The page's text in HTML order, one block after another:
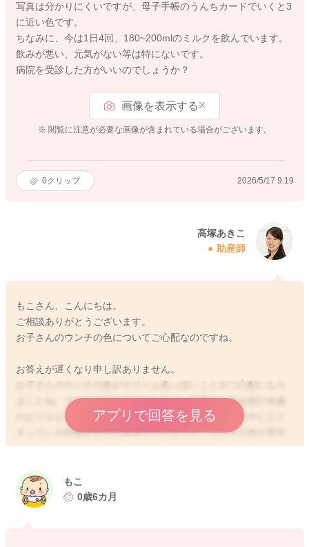
写真は分かりにくいですが、母子手帳のうんちカードでいくと3
に近い色です。
ちなみに、今は1日4回、180~200mlのミルクを飲んでいます。
飲みが悪い、元気がない等は特にないです。
病院を受診した方がいいのでしょうか？
画像を表示する※
※ 閲覧に注意が必要な画像が含まれている場合がございます。
0クリップ 2026/5/17 9:19
高塚あきこ
助産師
もこさん、こんにちは。
ご相談ありがとうございます。
お子さんのウンチの色についてご心配なのですね。
お答えが遅くなり申し訳ありません。
お子さんのウンチの色がクリーム色っぽいことがご心配になり
ましたね。ウンチの色を決めるもとは、肝臓から出る胆汁色素
のビリルビンという物質なのですが、ウンチがお腹の中にとど
まっている時間やガスの有無などによって、ウンチの色が変化
することはよくありますよ。
にお見受けしますし、基本的には、お子さんのご様子が元気で
あれば、しばらくご様子を見ていただいていいように思います
アプリで回答を見る
もこ
0歳6カ月